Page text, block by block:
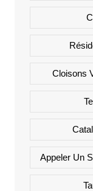
Cloisons
Appeler Un